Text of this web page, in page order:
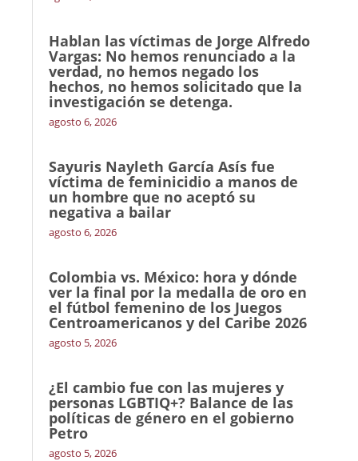
Hablan las víctimas de Jorge Alfredo
Vargas: No hemos renunciado a la
verdad, no hemos negado los
hechos, no hemos solicitado que la
investigación se detenga.
agosto 6, 2026
Sayuris Nayleth García Asís fue
víctima de feminicidio a manos de
un hombre que no aceptó su
negativa a bailar
agosto 6, 2026
Colombia vs. México: hora y dónde
ver la final por la medalla de oro en
el fútbol femenino de los Juegos
Centroamericanos y del Caribe 2026
agosto 5, 2026
¿El cambio fue con las mujeres y
personas LGBTIQ+? Balance de las
políticas de género en el gobierno
Petro
agosto 5, 2026